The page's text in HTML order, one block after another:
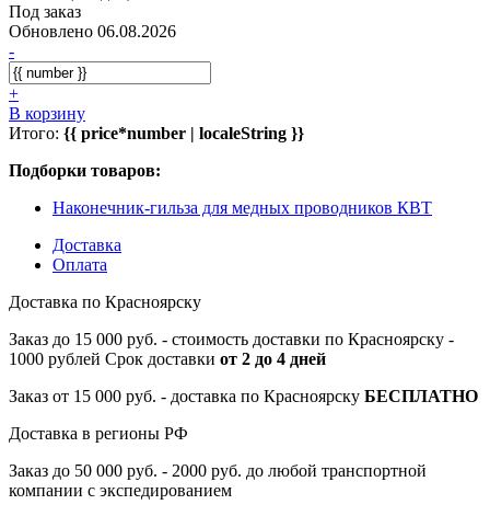
Под заказ
Обновлено 06.08.2026
-
+
В корзину
Итого: {{ price*number | localeString }}
Подборки товаров:
Наконечник-гильза для медных проводников КВТ
Доставка
Оплата
Доставка по Красноярску
Заказ до 15 000 руб. - стоимость доставки по Красноярску -
1000 рублей Срок доставки от 2 до 4 дней
Заказ от 15 000 руб. - доставка по Красноярску БЕСПЛАТНО
Доставка в регионы РФ
Заказ до 50 000 руб. - 2000 руб. до любой транспортной
компании с экспедированием